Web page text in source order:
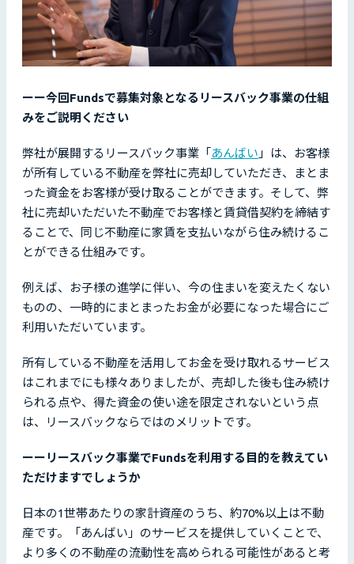
ーー今回Fundsで募集対象となるリースバック事業の仕組
みをご説明ください
弊社が展開するリースバック事業「 あんばい 」は、お客様
が所有している不動産を弊社に売却していただき、まとま
った資金をお客様が受け取ることができます。そして、弊
社に売却いただいた不動産でお客様と賃貸借契約を締結す
ることで、同じ不動産に家賃を支払いながら住み続けるこ
とができる仕組みです。
例えば、お子様の進学に伴い、今の住まいを変えたくない
ものの、一時的にまとまったお金が必要になった場合にご
利用いただいています。
所有している不動産を活用してお金を受け取れるサービス
はこれまでにも様々ありましたが、売却した後も住み続け
られる点や、得た資金の使い途を限定されないという点
は、リースバックならではのメリットです。
ーーリースバック事業でFundsを利用する目的を教えてい
ただけますでしょうか
日本の1世帯あたりの家計資産のうち、約70%以上は不動
産です。「あんばい」のサービスを提供していくことで、
より多くの不動産の流動性を高められる可能性があると考